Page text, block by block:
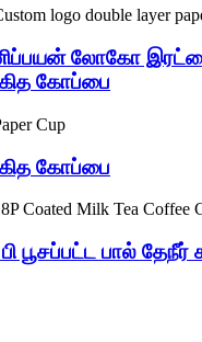
லோகோ
கோப்பை
கோப்பை
பூசப்பட்ட பால்